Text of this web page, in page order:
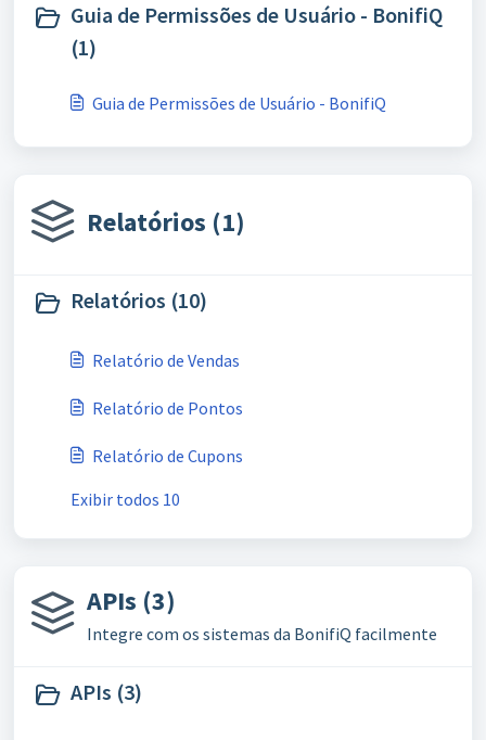
Guia de Permissões de Usuário - BonifiQ
(1)
Guia de Permissões de Usuário - BonifiQ
Relatórios (1)
Relatórios (10)
Relatório de Vendas
Relatório de Pontos
Relatório de Cupons
Exibir todos 10
APIs (3)
Integre com os sistemas da BonifiQ facilmente
APIs (3)